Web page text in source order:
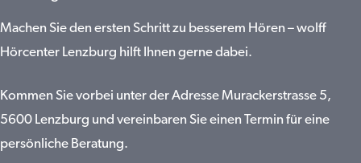
Machen Sie den ersten Schritt zu besserem Hören – wolff
Hörcenter Lenzburg hilft Ihnen gerne dabei.
Kommen Sie vorbei unter der Adresse Murackerstrasse 5,
5600 Lenzburg und vereinbaren Sie einen Termin für eine
persönliche Beratung.